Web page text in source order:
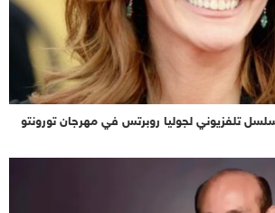
تلفزيوني لجوليا روبرتس في مهرجان تورونتو